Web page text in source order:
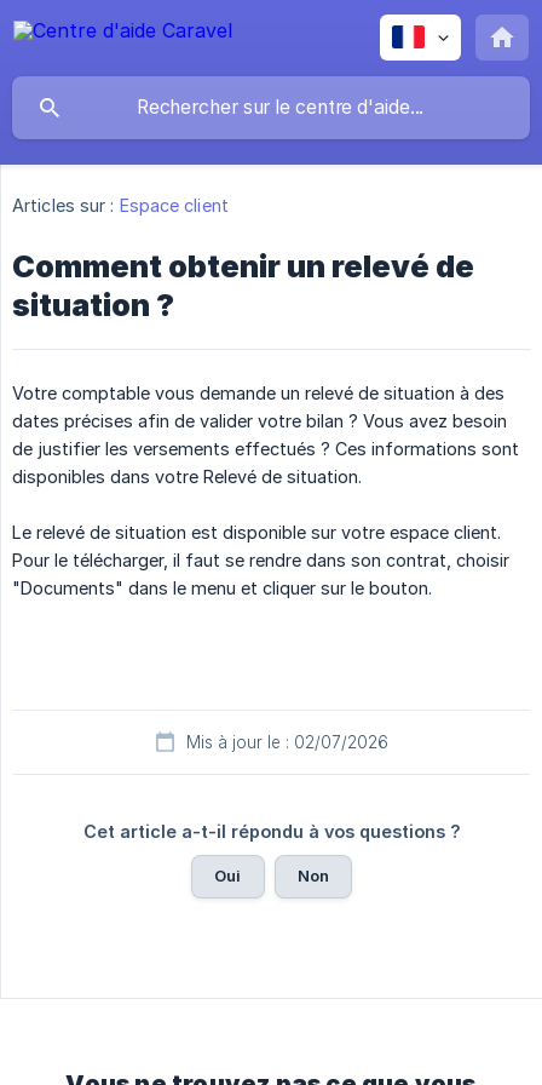
Articles sur : Espace client
Comment obtenir un relevé de
situation ?
Votre comptable vous demande un relevé de situation à des
dates précises afin de valider votre bilan ? Vous avez besoin
de justifier les versements effectués ? Ces informations sont
disponibles dans votre Relevé de situation.
Le relevé de situation est disponible sur votre espace client.
Pour le télécharger, il faut se rendre dans son contrat, choisir
"Documents" dans le menu et cliquer sur le bouton.
Mis à jour le : 02/07/2026
Cet article a-t-il répondu à vos questions ?
Oui Non